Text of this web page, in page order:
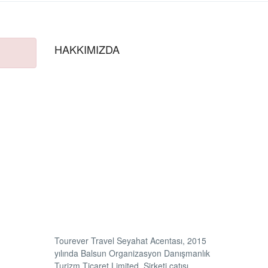
HAKKIMIZDA
Tourever Travel Seyahat Acentası, 2015
yılında Balsun Organizasyon Danışmanlık
Turizm Ticaret Limited Şirketi çatısı